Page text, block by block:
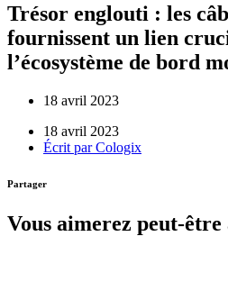
Trésor englouti : les
fournissent un lien
l’écosystème de bord
18 avril 2023
18 avril 2023
Écrit parCologix
Partager
Vous aimerez peut-être